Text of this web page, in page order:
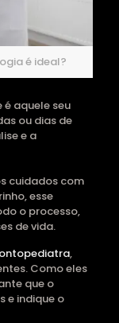
é ideal?
aquele seu
ou dias de
e a
cuidados com
esse
o processo,
de vida.
,
Como eles
que o
e indique o